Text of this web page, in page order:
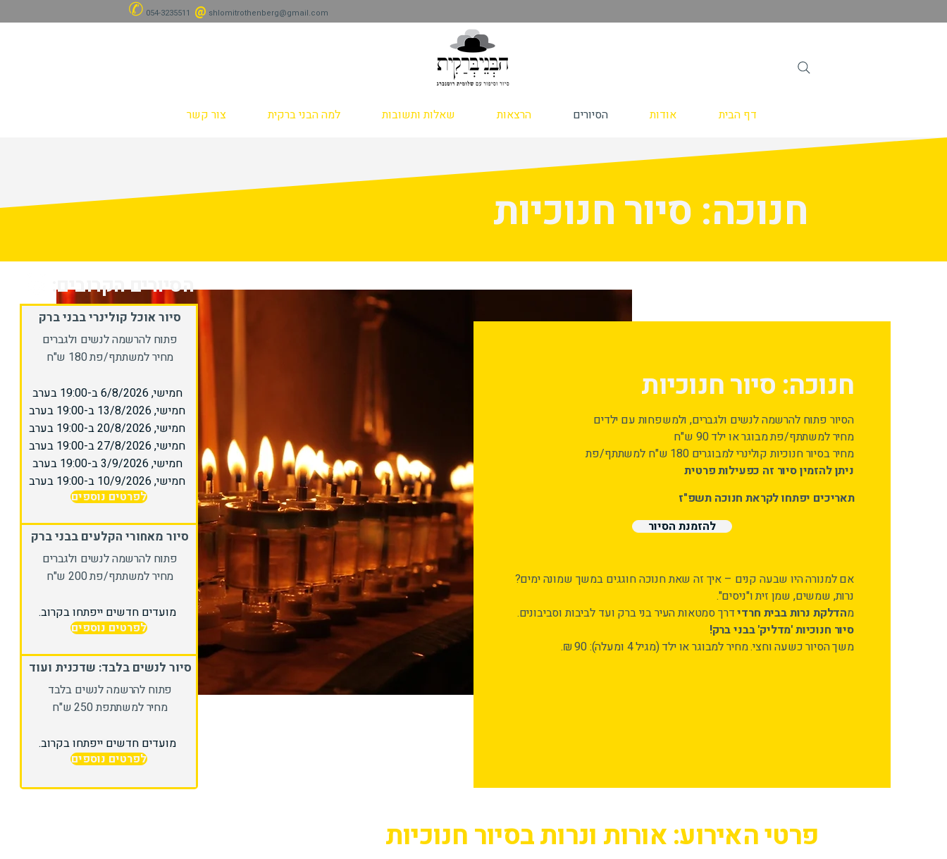
✆ 054-3235511 @ shlomitrothenberg@gmail.com
דף הבית אודות הסיורים הרצאות שאלות ותשובות למה הבני ברקית צור קשר
חנוכה: סיור חנוכיות
חנוכה: סיור חנוכיות
הסיור פתוח להרשמה לנשים ולגברים, ולמשפחות עם ילדים
מחיר למשתתף/פת מבוגר או ילד 90 ש"ח
מחיר בסיור חנוכיות קולינרי למבוגרים 180 ש"ח למשתתף/פת
ניתן להזמין סיור זה כפעילות פרטית
תאריכים יפתחו לקראת חנוכה תשפ"ז
להזמנת הסיור
אם למנורה היו שבעה קנים – איך זה שאת חנוכה חוגגים במשך שמונה ימים?
נרות, שמשים, שמן זית ו"ניסים".
מהדלקת נרות בבית חרדידרך סמטאות העיר בני ברק ועד לביבות וסביבונים.
סיור חנוכיות 'מדליק' בבני ברק!
משך הסיור כשעה וחצי. מחיר למבוגר או ילד (מגיל 4 ומעלה): 90 ₪.
פרטי האירוע: אורות ונרות בסיור חנוכיות
הסיורים הקרובים:
סיור אוכל קולינרי בבני ברק
פתוח להרשמה לנשים ולגברים
מחיר למשתתף/פת 180 ש"ח
חמישי, 6/8/2026 ב-19:00 בערב
חמישי, 13/8/2026 ב-19:00 בערב
חמישי, 20/8/2026 ב-19:00 בערב
חמישי, 27/8/2026 ב-19:00 בערב
חמישי, 3/9/2026 ב-19:00 בערב
חמישי, 10/9/2026 ב-19:00 בערב
לפרטים נוספים
סיור מאחורי הקלעים בבני ברק
פתוח להרשמה לנשים ולגברים
מחיר למשתתף/פת 200 ש"ח
מועדים חדשים ייפתחו בקרוב.
לפרטים נוספים
סיור לנשים בלבד: שדכנית ועוד
פתוח להרשמה לנשים בלבד
מחיר למשתתפת 250 ש"ח
מועדים חדשים ייפתחו בקרוב.
לפרטים נוספים